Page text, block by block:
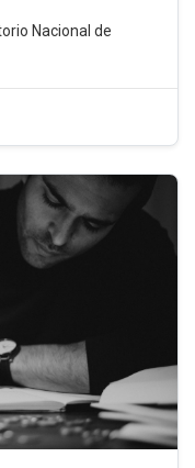
Nacional de